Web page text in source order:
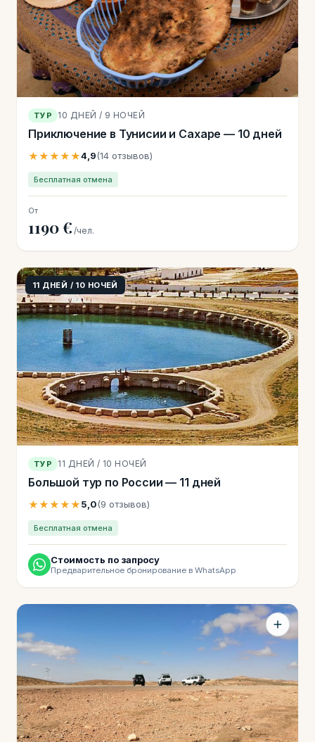
ТУР 10 ДНЕЙ / 9 НОЧЕЙ
Приключение в Тунисии и Сахаре — 10 дней
★★★★★4,9(14 отзывов)
Бесплатная отмена
От
1190 € /чел.
11 ДНЕЙ / 10 НОЧЕЙ
ТУР 11 ДНЕЙ / 10 НОЧЕЙ
Большой тур по России — 11 дней
★★★★★5,0(9 отзывов)
Бесплатная отмена
Стоимость по запросу
Предварительное бронирование в WhatsApp